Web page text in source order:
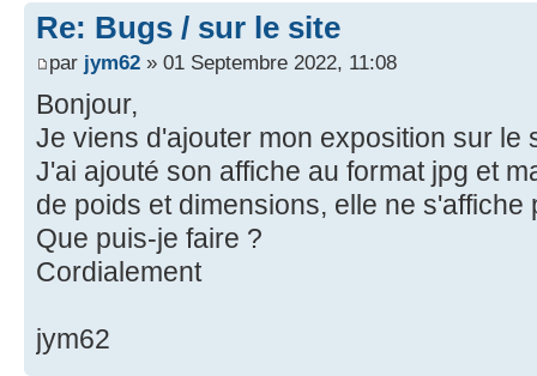
Re: Bugs / sur le site
par jym62 » 01 Septembre 2022, 11:08
Bonjour,
Je viens d'ajouter mon exposition sur le
J'ai ajouté son affiche au format jpg et
de poids et dimensions, elle ne s'affiche
Que puis-je faire ?
Cordialement
jym62